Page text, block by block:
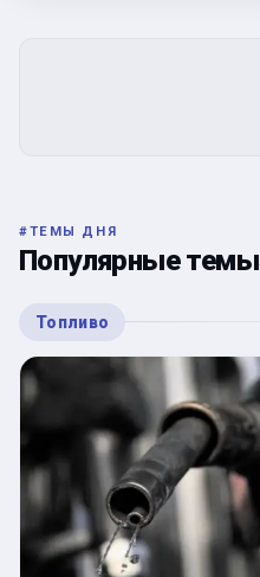
#ТЕМЫ ДНЯ
Популярные темы
Топливо